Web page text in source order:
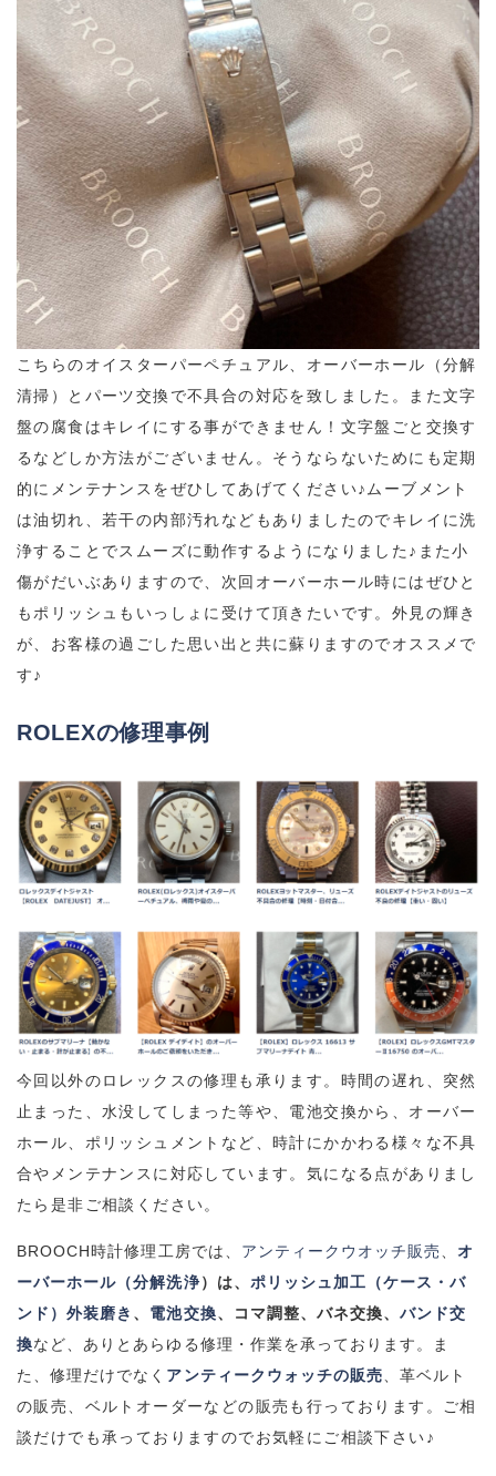
こちらのオイスターパーペチュアル、オーバーホール（分解
清掃）とパーツ交換で不具合の対応を致しました。また文字
盤の腐食はキレイにする事ができません！文字盤ごと交換す
るなどしか方法がございません。そうならないためにも定期
的にメンテナンスをぜひしてあげてください♪ムーブメント
は油切れ、若干の内部汚れなどもありましたのでキレイに洗
浄することでスムーズに動作するようになりました♪また小
傷がだいぶありますので、次回オーバーホール時にはぜひと
もポリッシュもいっしょに受けて頂きたいです。外見の輝き
が、お客様の過ごした思い出と共に蘇りますのでオススメで
す♪
ROLEXの修理事例
今回以外のロレックスの修理も承ります。時間の遅れ、突然
止まった、水没してしまった等や、電池交換から、オーバー
ホール、ポリッシュメントなど、時計にかかわる様々な不具
合やメンテナンスに対応しています。気になる点がありまし
たら是非ご相談ください。
BROOCH時計修理工房では、 アンティークウオッチ販売 、オ
ーバーホール（分解洗浄）は、 ポリッシュ加工（ケース・バ
ンド）外装磨き 、 電池交換、コマ調整、バネ交換、バンド交
換など、ありとあらゆる修理・作業を承っております。ま
た、修理だけでなく アンティークウォッチの販売 、革ベルト
の販売、ベルトオーダーなどの販売も行っております。ご相
談だけでも承っておりますのでお気軽にご相談下さい♪